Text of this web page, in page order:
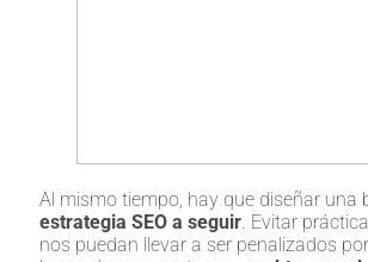
Al mismo tiempo, hay que diseñar una
estrategia SEO a seguir. Evitar
nos puedan llevar a ser penalizados